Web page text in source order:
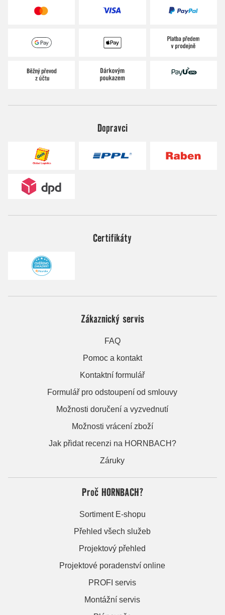
Dopravci
Certifikáty
Zákaznický servis
FAQ
Pomoc a kontakt
Kontaktní formulář
Formulář pro odstoupení od smlouvy
Možnosti doručení a vyzvednutí
Možnosti vrácení zboží
Jak přidat recenzi na HORNBACH?
Záruky
Proč HORNBACH?
Sortiment E-shopu
Přehled všech služeb
Projektový přehled
Projektové poradenství online
PROFI servis
Montážní servis